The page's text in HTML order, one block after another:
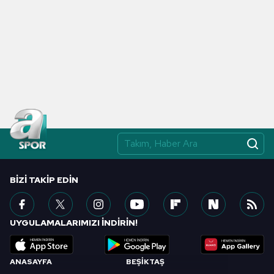
ANASAYFA
BEŞİKTAŞ
BIZI TAKIP EDIN
UYGULAMALARIMIZI İNDİRİN!